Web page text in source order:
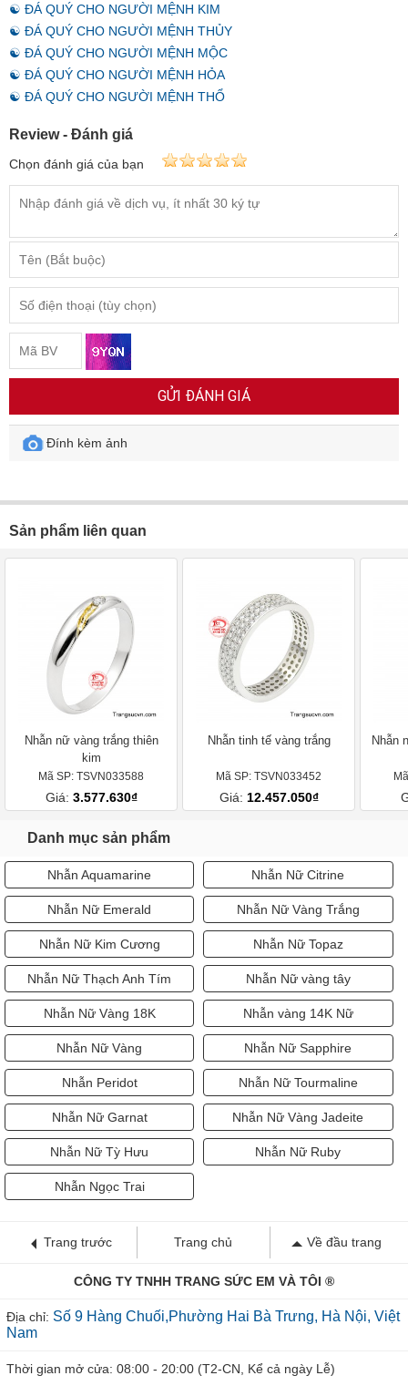
☯ ĐÁ QUÝ CHO NGƯỜI MỆNH KIM
☯ ĐÁ QUÝ CHO NGƯỜI MỆNH THỦY
☯ ĐÁ QUÝ CHO NGƯỜI MỆNH MỘC
☯ ĐÁ QUÝ CHO NGƯỜI MỆNH HỎA
☯ ĐÁ QUÝ CHO NGƯỜI MỆNH THỔ
Review - Đánh giá
Chọn đánh giá của bạn
GỬI ĐÁNH GIÁ
Đính kèm ảnh
Sản phẩm liên quan
Nhẫn nữ vàng trắng thiên
kim
Mã SP: TSVN033588
Giá: 3.577.630₫
Nhẫn tinh tế vàng trắng
Mã SP: TSVN033452
Giá: 12.457.050₫
Nhẫn
Danh mục sản phẩm
Nhẫn Aquamarine Nhẫn Nữ Citrine
Nhẫn Nữ Emerald Nhẫn Nữ Vàng Trắng
Nhẫn Nữ Kim Cương Nhẫn Nữ Topaz
Nhẫn Nữ Thạch Anh Tím Nhẫn Nữ vàng tây
Nhẫn Nữ Vàng 18K Nhẫn vàng 14K Nữ
Nhẫn Nữ Vàng Nhẫn Nữ Sapphire
Nhẫn Peridot Nhẫn Nữ Tourmaline
Nhẫn Nữ Garnat Nhẫn Nữ Vàng Jadeite
Nhẫn Nữ Tỳ Hưu Nhẫn Nữ Ruby
Nhẫn Ngọc Trai
Trang trước Trang chủ Về đầu trang
CÔNG TY TNHH TRANG SỨC EM VÀ TÔI ®
Địa chỉ: Số 9 Hàng Chuối,Phường Hai Bà Trưng, Hà Nội, Việt
Nam
Thời gian mở cửa: 08:00 - 20:00 (T2-CN, Kể cả ngày Lễ)